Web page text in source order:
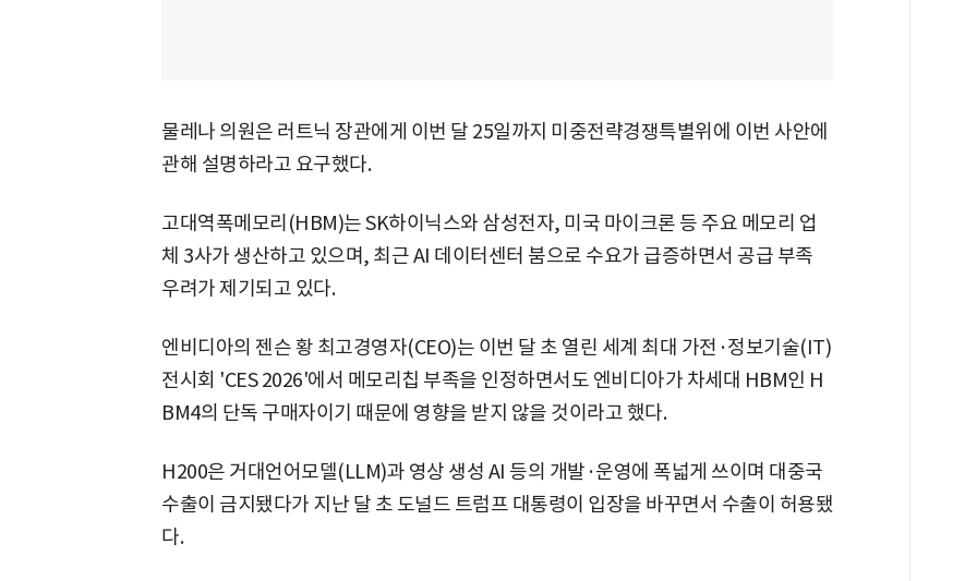
물레나 의원은 러트닉 장관에게 이번 달 25일까지 미중전략경쟁특별위에 이번 사안에
관해 설명하라고 요구했다.
고대역폭메모리(HBM)는 SK하이닉스와 삼성전자, 미국 마이크론 등 주요 메모리 업
체 3사가 생산하고 있으며, 최근 AI 데이터센터 붐으로 수요가 급증하면서 공급 부족
우려가 제기되고 있다.
엔비디아의 젠슨 황 최고경영자(CEO)는 이번 달 초 열린 세계 최대 가전·정보기술(IT)
전시회 'CES 2026'에서 메모리칩 부족을 인정하면서도 엔비디아가 차세대 HBM인 H
BM4의 단독 구매자이기 때문에 영향을 받지 않을 것이라고 했다.
H200은 거대언어모델(LLM)과 영상 생성 AI 등의 개발·운영에 폭넓게 쓰이며 대중국
수출이 금지됐다가 지난 달 초 도널드 트럼프 대통령이 입장을 바꾸면서 수출이 허용됐
다.